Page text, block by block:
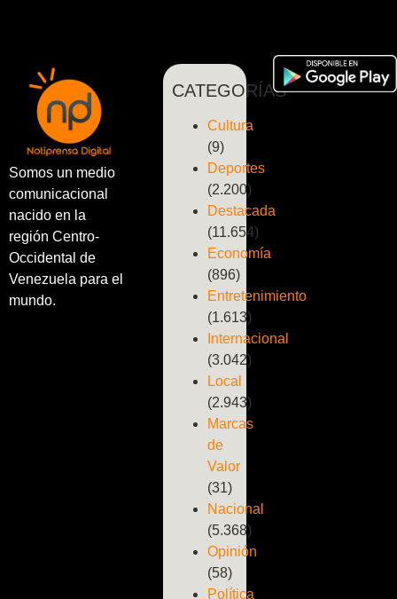
Somos un medio
comunicacional
nacido en la
región Centro-
Occidental de
Venezuela para el
mundo.
CATEGORÍAS
Cultura
(9)
Deportes
(2.200)
Destacada
(11.654)
Economía
(896)
Entretenimiento
(1.613)
Internacional
(3.042)
Local
(2.943)
Marcas
de
Valor
(31)
Nacional
(5.368)
Opinión
(58)
Política